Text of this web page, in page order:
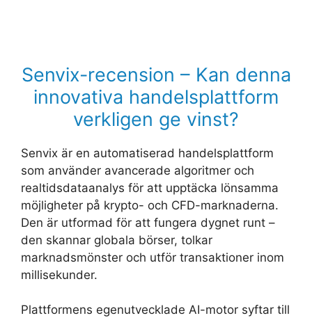
Senvix-recension – Kan denna
innovativa handelsplattform
verkligen ge vinst?
Senvix är en automatiserad handelsplattform
som använder avancerade algoritmer och
realtidsdataanalys för att upptäcka lönsamma
möjligheter på krypto- och CFD-marknaderna.
Den är utformad för att fungera dygnet runt –
den skannar globala börser, tolkar
marknadsmönster och utför transaktioner inom
millisekunder.
Plattformens egenutvecklade AI-motor syftar till